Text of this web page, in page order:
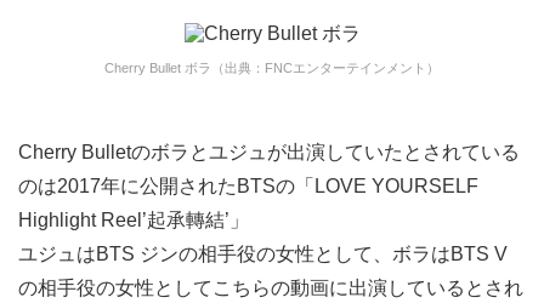
Cherry Bullet ボラ（出典：FNCエンターテインメント）
Cherry Bulletのボラとユジュが出演していたとされている
のは2017年に公開されたBTSの「LOVE YOURSELF
Highlight Reel’起承轉結’」
ユジュはBTS ジンの相手役の女性として、ボラはBTS V
の相手役の女性としてこちらの動画に出演しているとされ